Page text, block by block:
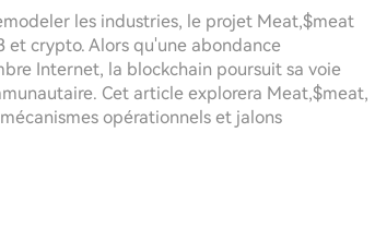
les industries, le projet Meat,$meat
crypto. Alors qu'une abondance
Internet, la blockchain poursuit sa voie
Cet article explorera Meat,$meat,
opérationnels et jalons